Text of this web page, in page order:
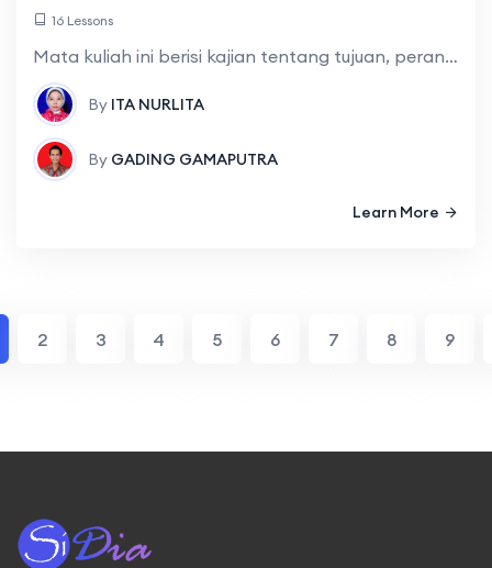
16 Lessons
Mata kuliah ini berisi kajian tentang tujuan, perananan, internal dan eksternal, media publikasi, etika dan bentuk praktek kegiatan, protokoler Hubungan Masyarakat (Humas) dan praktek konferensi
By ITA NURLITA
By GADING GAMAPUTRA
Learn More
2 3 4 5 6 7 8 9